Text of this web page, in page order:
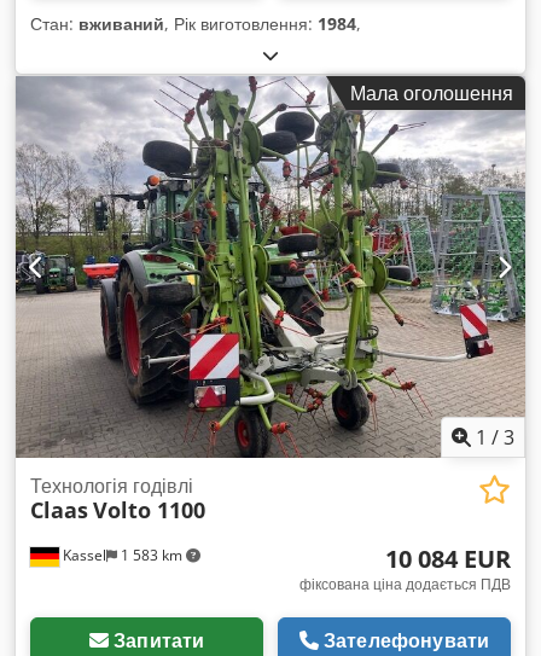
Стан: вживаний, Рік виготовлення: 1984,
Мала оголошення
1 /3
Kassel 1 583 km
Технологія годівлі
ClaasVolto 1100
10 084 EUR
фіксована ціна додається ПДВ
Запитати Зателефонувати